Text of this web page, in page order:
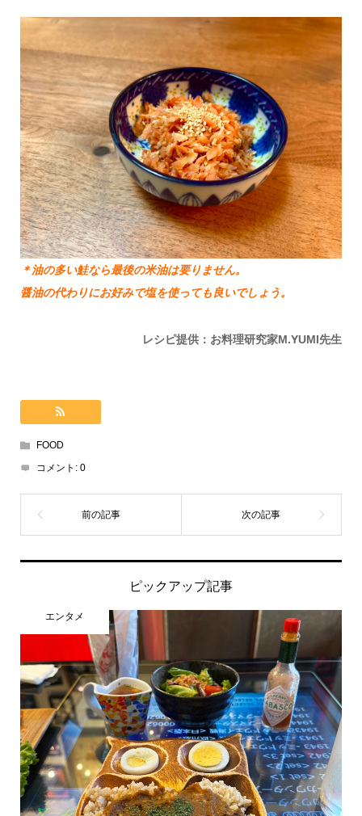
＊油の多い鮭なら最後の米油は要りません。
醤油の代わりにお好みで塩を使っても良いでしょう。
レシピ提供：お料理研究家M.YUMI先生
FOOD
コメント: 0
ピックアップ記事
エンタメ